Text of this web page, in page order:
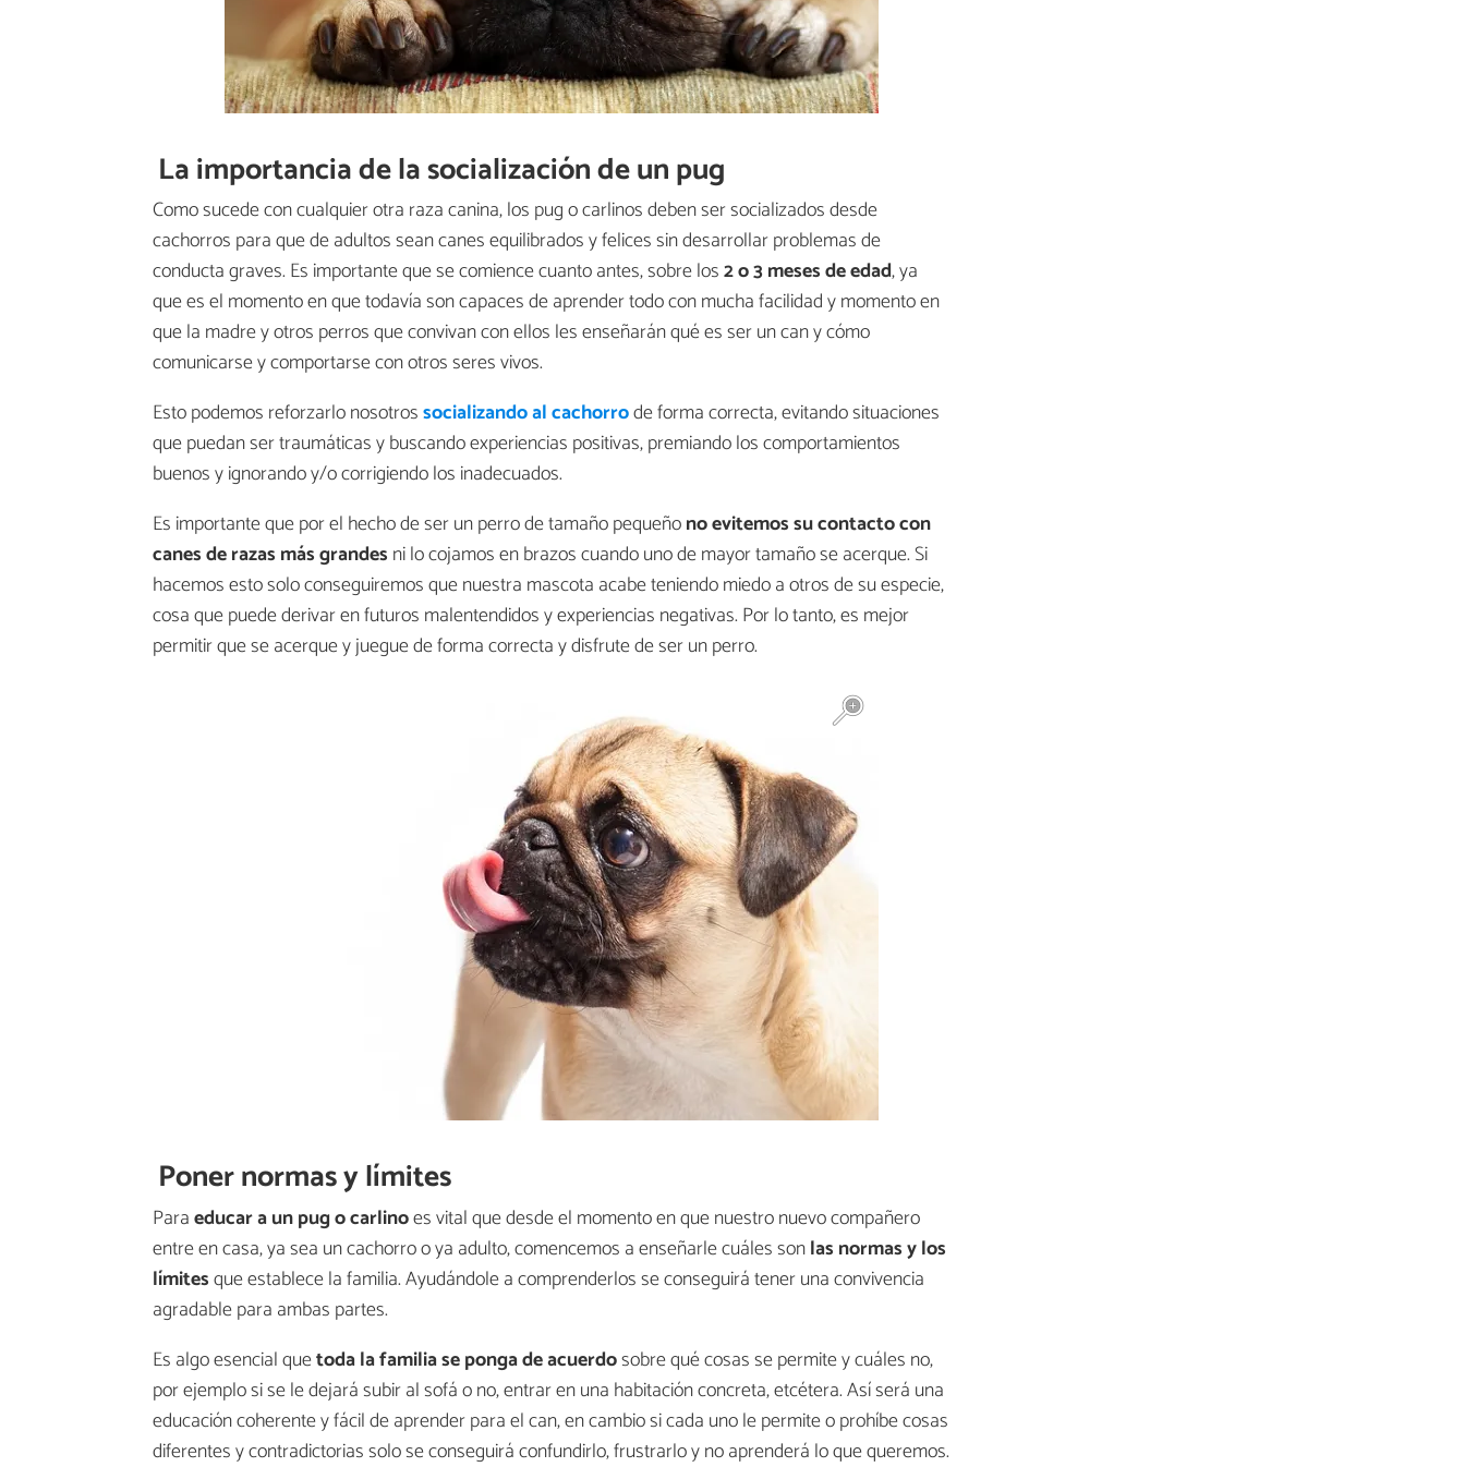
La importancia de la socialización de un pug
Como sucede con cualquier otra raza canina, los pug o carlinos deben ser socializados desde
cachorros para que de adultos sean canes equilibrados y felices sin desarrollar problemas de
conducta graves. Es importante que se comience cuanto antes, sobre los2 o 3 meses de edad, ya
que es el momento en que todavía son capaces de aprender todo con mucha facilidad y momento en
que la madre y otros perros que convivan con ellos les enseñarán qué es ser un can y cómo
comunicarse y comportarse con otros seres vivos.
Esto podemos reforzarlo nosotrossocializando al cachorrode forma correcta, evitando situaciones
que puedan ser traumáticas y buscando experiencias positivas, premiando los comportamientos
buenos y ignorando y/o corrigiendo los inadecuados.
Es importante que por el hecho de ser un perro de tamaño pequeñono evitemos su contacto con
canes de razas más grandes ni lo cojamos en brazos cuando uno de mayor tamaño se acerque. Si
hacemos esto solo conseguiremos que nuestra mascota acabe teniendo miedo a otros de su especie,
cosa que puede derivar en futuros malentendidos y experiencias negativas. Por lo tanto, es mejor
permitir que se acerque y juegue de forma correcta y disfrute de ser un perro.
Poner normas y límites
Paraeducar a un pug o carlinoes vital que desde el momento en que nuestro nuevo compañero
entre en casa, ya sea un cachorro o ya adulto, comencemos a enseñarle cuáles sonlas normas y los
límitesque establece la familia. Ayudándole a comprenderlos se conseguirá tener una convivencia
agradable para ambas partes.
Es algo esencial quetoda la familia se ponga de acuerdosobre qué cosas se permite y cuáles no,
por ejemplo si se le dejará subir al sofá o no, entrar en una habitación concreta, etcétera. Así será una
educación coherente y fácil de aprender para el can, en cambio si cada uno le permite o prohíbe cosas
diferentes y contradictorias solo se conseguirá confundirlo, frustrarlo y no aprenderá lo que queremos.